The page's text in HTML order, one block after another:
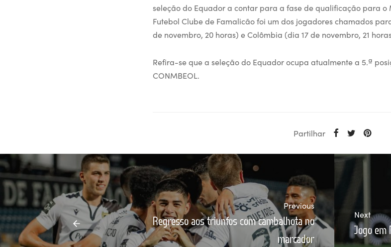
seleção do Equador a contar para a fase de qualificação para o
Futebol Clube de Famalicão foi um dos jogadores chamados
de novembro, 20 horas) e Colômbia (dia 17 de novembro, 21
Refira-se que a seleção do Equador ocupa atualmente a 5.ª
CONMBEOL.
Partilhar
Previous
Regresso aos triunfos com cambalhota no
marcador
Next
Jogo em